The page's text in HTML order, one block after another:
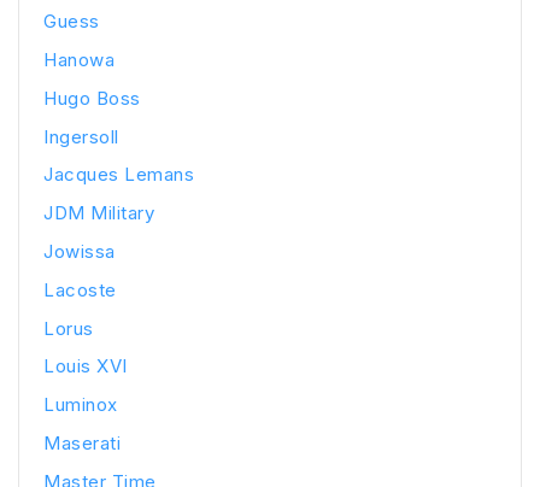
Guess
Hanowa
Hugo Boss
Ingersoll
Jacques Lemans
JDM Military
Jowissa
Lacoste
Lorus
Louis XVI
Luminox
Maserati
Master Time